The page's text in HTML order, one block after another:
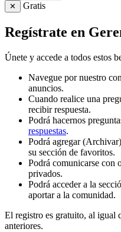
✕
Gratis
Regístrate en
Únete y accede a todos estos
Navegue por nuestro
anuncios.
Cuando realice una
recibir respuesta.
Podrá hacernos
respuestas.
Podrá agregar
su sección de favoritos.
Podrá comunicarse con
privados.
Podrá acceder a la
aportar a la comunidad.
El registro es gratuito, al igual
anteriores.